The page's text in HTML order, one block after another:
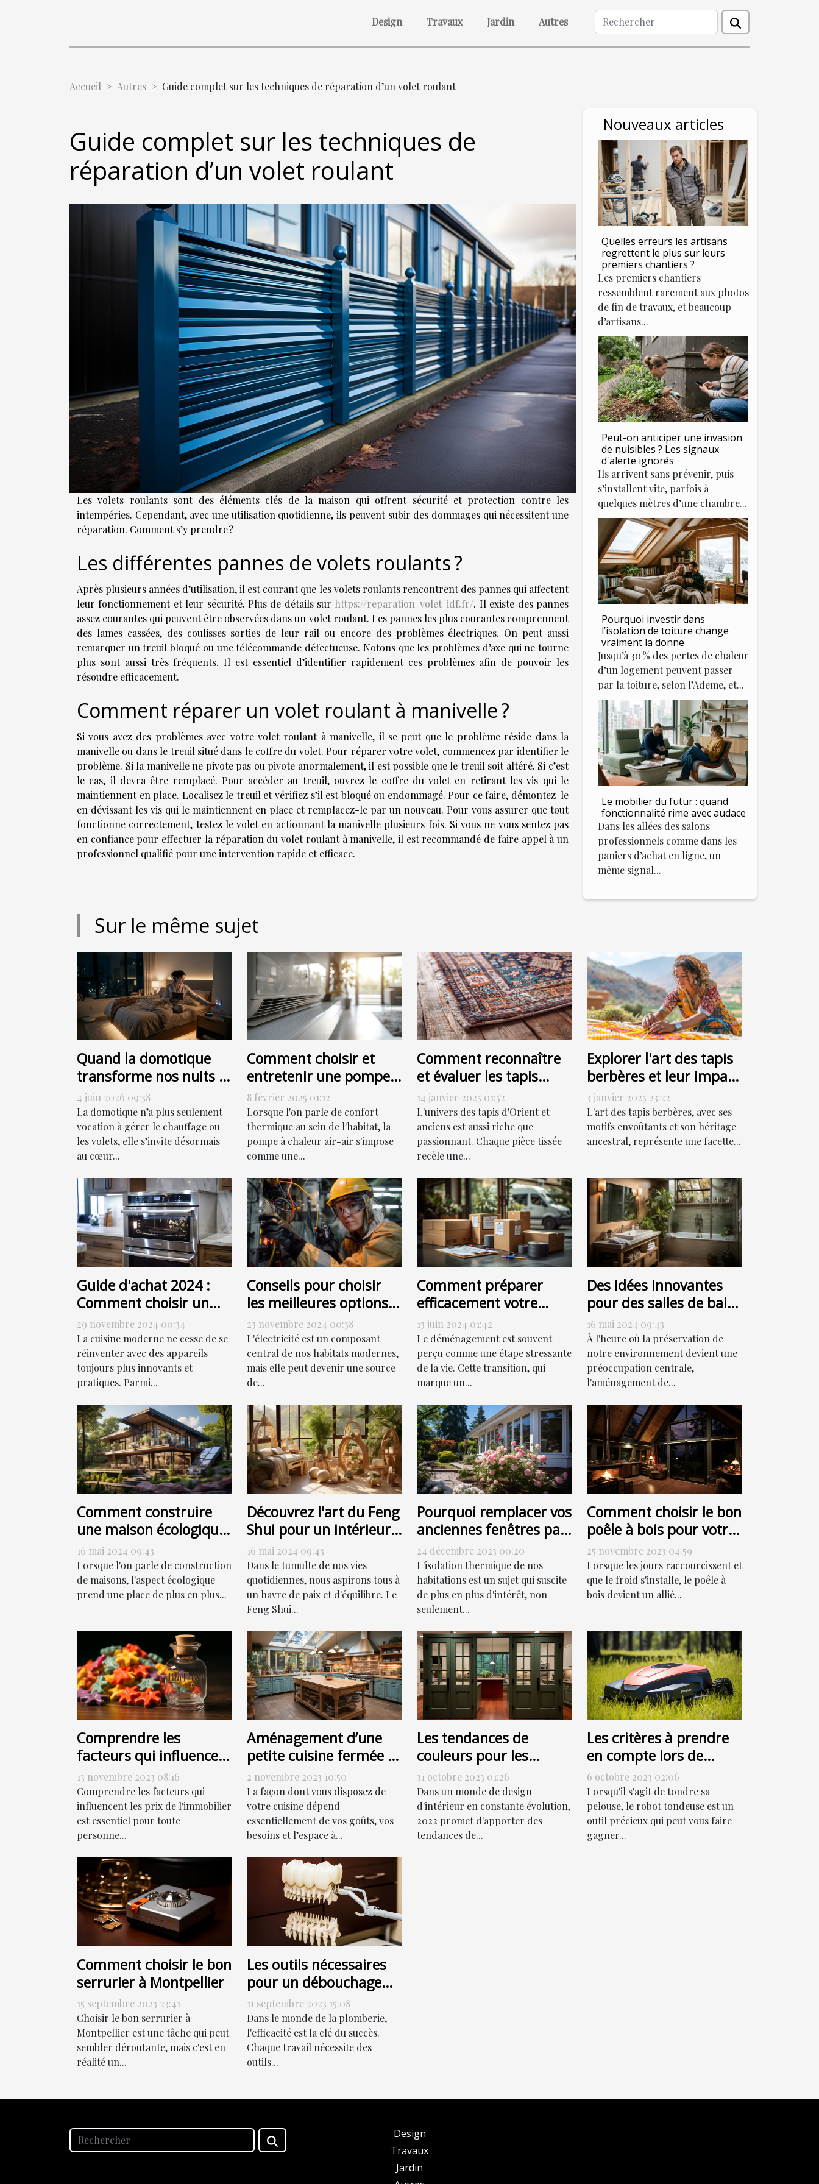
Design Travaux Jardin Autres
Accueil Autres Guide complet sur les techniques de réparation d’un volet roulant
Guide complet sur les techniques de
réparation d’un volet roulant
Les volets roulants sont des éléments clés de la maison qui offrent sécurité et protection contre les
intempéries. Cependant, avec une utilisation quotidienne, ils peuvent subir des dommages qui nécessitent une
réparation. Comment s’y prendre ?
Les différentes pannes de volets roulants ?
Après plusieurs années d’utilisation, il est courant que les volets roulants rencontrent des pannes qui affectent
leur fonctionnement et leur sécurité. Plus de détails sur https://reparation-volet-idf.fr/. Il existe des pannes
assez courantes qui peuvent être observées dans un volet roulant. Les pannes les plus courantes comprennent
des lames cassées, des coulisses sorties de leur rail ou encore des problèmes électriques. On peut aussi
remarquer un treuil bloqué ou une télécommande défectueuse. Notons que les problèmes d’axe qui ne tourne
plus sont aussi très fréquents. Il est essentiel d’identifier rapidement ces problèmes afin de pouvoir les
résoudre efficacement.
Comment réparer un volet roulant à manivelle ?
Si vous avez des problèmes avec votre volet roulant à manivelle, il se peut que le problème réside dans la
manivelle ou dans le treuil situé dans le coffre du volet. Pour réparer votre volet, commencez par identifier le
problème. Si la manivelle ne pivote pas ou pivote anormalement, il est possible que le treuil soit altéré. Si c’est
le cas, il devra être remplacé. Pour accéder au treuil, ouvrez le coffre du volet en retirant les vis qui le
maintiennent en place. Localisez le treuil et vérifiez s’il est bloqué ou endommagé. Pour ce faire, démontez-le
en dévissant les vis qui le maintiennent en place et remplacez-le par un nouveau. Pour vous assurer que tout
fonctionne correctement, testez le volet en actionnant la manivelle plusieurs fois. Si vous ne vous sentez pas
en confiance pour effectuer la réparation du volet roulant à manivelle, il est recommandé de faire appel à un
professionnel qualifié pour une intervention rapide et efficace.
Nouveaux articles
Quelles erreurs les artisans
regrettent le plus sur leurs
premiers chantiers ?
Les premiers chantiers
ressemblent rarement aux photos
de fin de travaux, et beaucoup
d’artisans...
Peut-on anticiper une invasion
de nuisibles ? Les signaux
d'alerte ignorés
Ils arrivent sans prévenir, puis
s’installent vite, parfois à
quelques mètres d’une chambre...
Pourquoi investir dans
l’isolation de toiture change
vraiment la donne
Jusqu’à 30 % des pertes de chaleur
d’un logement peuvent passer
par la toiture, selon l’Ademe, et...
Le mobilier du futur : quand
fonctionnalité rime avec audace
Dans les allées des salons
professionnels comme dans les
paniers d’achat en ligne, un
même signal...
Sur le même sujet
Quand la domotique
transforme nos nuits :
allumer, programmer
ou sensoriser ?
4 juin 2026 09:38
La domotique n’a plus seulement
vocation à gérer le chauffage ou
les volets, elle s’invite désormais
au cœur...
Comment choisir et
entretenir une pompe à
chaleur air-air
efficacement
8 février 2025 01:12
Lorsque l'on parle de confort
thermique au sein de l'habitat, la
pompe à chaleur air-air s'impose
comme une...
Comment reconnaître
et évaluer les tapis
d'Orient et anciens
pour la vente
14 janvier 2025 01:52
L'univers des tapis d'Orient et
anciens est aussi riche que
passionnant. Chaque pièce tissée
recèle une...
Explorer l'art des tapis
berbères et leur impact
culturel
3 janvier 2025 23:22
L'art des tapis berbères, avec ses
motifs envoûtants et son héritage
ancestral, représente une facette...
Guide d'achat 2024 :
Comment choisir un
four combiné à vapeur
29 novembre 2024 00:34
La cuisine moderne ne cesse de se
réinventer avec des appareils
toujours plus innovants et
pratiques. Parmi...
Conseils pour choisir
les meilleures options
de dépannage
électrique
23 novembre 2024 00:38
L'électricité est un composant
central de nos habitats modernes,
mais elle peut devenir une source
de...
Comment préparer
efficacement votre
déménagement pour
une transition en
douceur
13 juin 2024 01:42
Le déménagement est souvent
perçu comme une étape stressante
de la vie. Cette transition, qui
marque un...
Des idées innovantes
pour des salles de bain
respectueuses de
l'environnement
16 mai 2024 09:43
À l'heure où la préservation de
notre environnement devient une
préoccupation centrale,
l'aménagement de...
Comment construire
une maison écologique
sans sacrifier le style
16 mai 2024 09:43
Lorsque l'on parle de construction
de maisons, l'aspect écologique
prend une place de plus en plus...
Découvrez l'art du Feng
Shui pour un intérieur
harmonieux
16 mai 2024 09:43
Dans le tumulte de nos vies
quotidiennes, nous aspirons tous à
un havre de paix et d'équilibre. Le
Feng Shui...
Pourquoi remplacer vos
anciennes fenêtres par
des fenêtres PVC peut
contribuer à la
réduction de votre
facture énergétique
24 décembre 2023 00:20
L'isolation thermique de nos
habitations est un sujet qui suscite
de plus en plus d'intérêt, non
seulement...
Comment choisir le bon
poêle à bois pour votre
habitation
25 novembre 2023 04:59
Lorsque les jours raccourcissent et
que le froid s'installe, le poêle à
bois devient un allié...
Comprendre les
facteurs qui influencent
les prix de l'immobilier
13 novembre 2023 08:16
Comprendre les facteurs qui
influencent les prix de l'immobilier
est essentiel pour toute
personne...
Aménagement d’une
petite cuisine fermée :
comment s’y prendre ?
2 novembre 2023 10:50
La façon dont vous disposez de
votre cuisine dépend
essentiellement de vos goûts, vos
besoins et l’espace à...
Les tendances de
couleurs pour les
portes de couloir en
2022
31 octobre 2023 01:26
Dans un monde de design
d'intérieur en constante évolution,
2022 promet d'apporter des
tendances de...
Les critères à prendre
en compte lors de
l'achat d'un robot
tondeuse
6 octobre 2023 02:06
Lorsqu'il s'agit de tondre sa
pelouse, le robot tondeuse est un
outil précieux qui peut vous faire
gagner...
Comment choisir le bon
serrurier à Montpellier
15 septembre 2023 23:41
Choisir le bon serrurier à
Montpellier est une tâche qui peut
sembler déroutante, mais c'est en
réalité un...
Les outils nécessaires
pour un débouchage
efficace
11 septembre 2023 15:08
Dans le monde de la plomberie,
l'efficacité est la clé du succès.
Chaque travail nécessite des
outils...
Design
Travaux
Jardin